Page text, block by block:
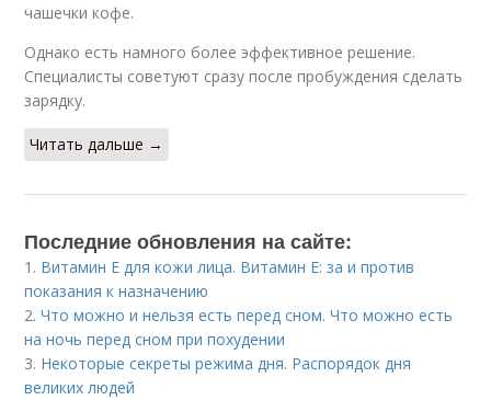
чашечки кофе.
Однако есть намного более эффективное решение.
Специалисты советуют сразу после пробуждения сделать
зарядку.
Читать дальше →
Последние обновления на сайте:
1. Витамин E для кожи лица. Витамин Е: за и против
показания к назначению
2.Что можно и нельзя есть перед сном. Что можно есть
на ночь перед сном при похудении
3. Некоторые секреты режима дня. Распорядок дня
великих людей